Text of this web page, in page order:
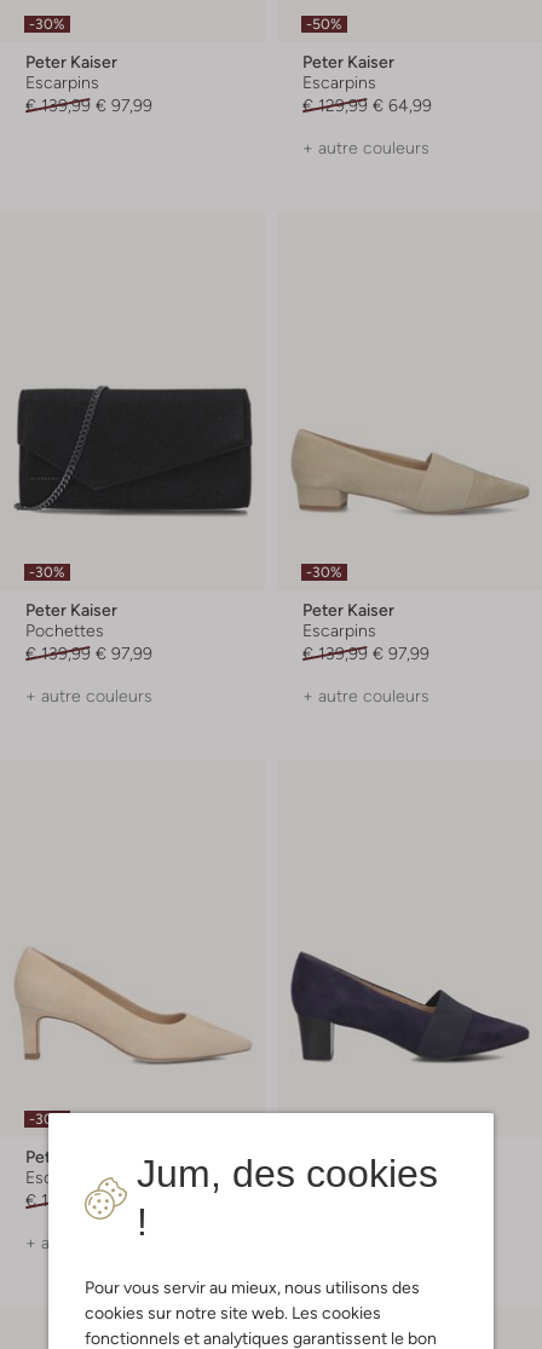
Jum, des cookies
!
Pour vous servir au mieux, nous utilisons des
cookies sur notre site web. Les cookies
fonctionnels et analytiques garantissent le bon
-30%
Peter Kaiser
Escarpins
€ 139,99 € 97,99
-50%
Peter Kaiser
Escarpins
€ 129,99 € 64,99
+ autre couleurs
-30%
Peter Kaiser
Pochettes
€ 139,99 € 97,99
+ autre couleurs
-30%
Peter Kaiser
Escarpins
€ 139,99 € 97,99
+ autre couleurs
-30%
Peter Kaiser
Escarpins
€ 139,99 € 97,99
+ autre couleurs
Peter Kaiser
Escarpins